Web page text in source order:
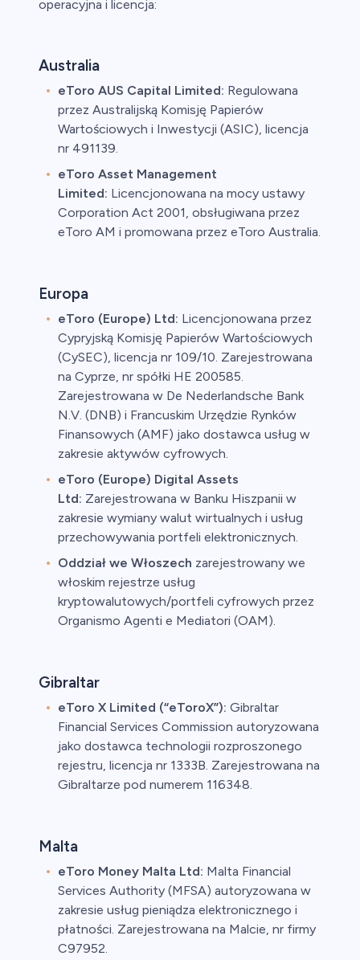
operacyjna i licencja:
Australia
eToro AUS Capital Limited: Regulowana
przez Australijską Komisję Papierów
Wartościowych i Inwestycji (ASIC), licencja
nr 491139.
eToro Asset Management
Limited: Licencjonowana na mocy ustawy
Corporation Act 2001, obsługiwana przez
eToro AM i promowana przez eToro Australia.
Europa
eToro (Europe) Ltd: Licencjonowana przez
Cypryjską Komisję Papierów Wartościowych
(CySEC), licencja nr 109/10. Zarejestrowana
na Cyprze, nr spółki HE 200585.
Zarejestrowana w De Nederlandsche Bank
N.V. (DNB) i Francuskim Urzędzie Rynków
Finansowych (AMF) jako dostawca usług w
zakresie aktywów cyfrowych.
eToro (Europe) Digital Assets
Ltd: Zarejestrowana w Banku Hiszpanii w
zakresie wymiany walut wirtualnych i usług
przechowywania portfeli elektronicznych.
Oddział we Włoszech zarejestrowany we
włoskim rejestrze usług
kryptowalutowych/portfeli cyfrowych przez
Organismo Agenti e Mediatori (OAM).
Gibraltar
eToro X Limited (“eToroX”): Gibraltar
Financial Services Commission autoryzowana
jako dostawca technologii rozproszonego
rejestru, licencja nr 1333B. Zarejestrowana na
Gibraltarze pod numerem 116348.
Malta
eToro Money Malta Ltd: Malta Financial
Services Authority (MFSA) autoryzowana w
zakresie usług pieniądza elektronicznego i
płatności. Zarejestrowana na Malcie, nr firmy
C97952.